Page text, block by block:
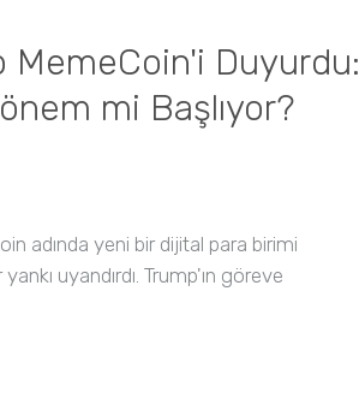
MemeCoin'i Duyurdu:
mi Başlıyor?
adında yeni bir dijital para birimi
uyandırdı. Trump'ın göreve